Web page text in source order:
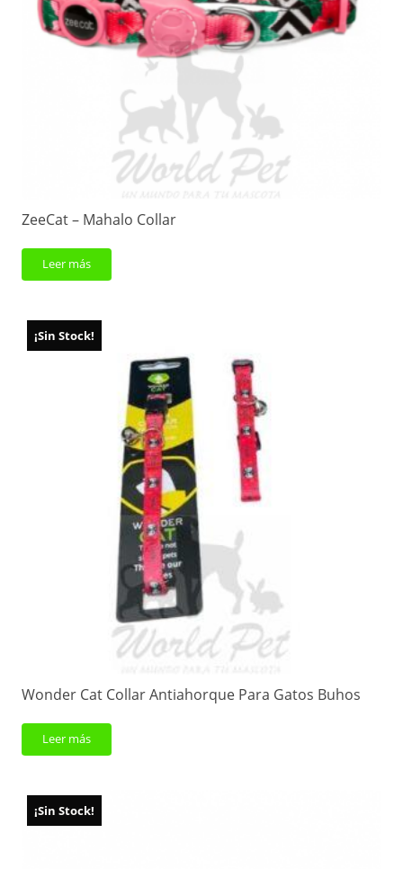
ZeeCat – Mahalo Collar
Leer más
¡Sin Stock!
Wonder Cat Collar Antiahorque Para Gatos Buhos
Leer más
¡Sin Stock!